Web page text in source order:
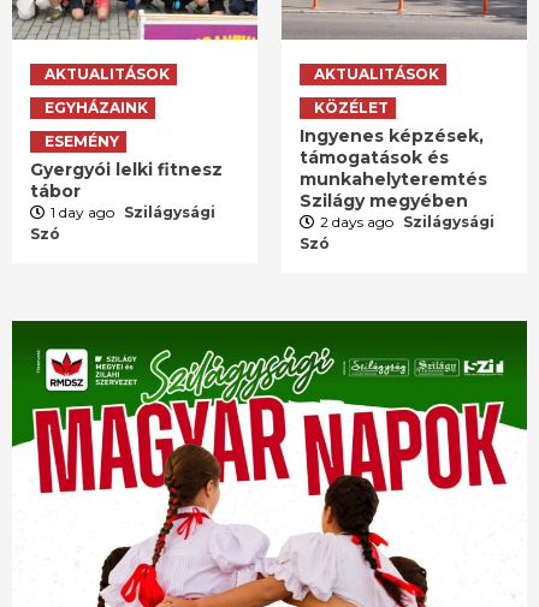
AKTUALITÁSOK
EGYHÁZAINK
ESEMÉNY
Gyergyói lelki fitnesz
tábor
1 day ago Szilágysági
Szó
AKTUALITÁSOK
KÖZÉLET
Ingyenes képzések,
támogatások és
munkahelyteremtés
Szilágy megyében
2 days ago Szilágysági
Szó